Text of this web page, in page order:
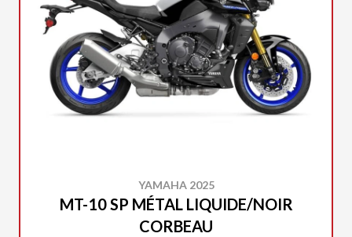
YAMAHA 2025
MT-10 SP MÉTAL LIQUIDE/NOIR
CORBEAU